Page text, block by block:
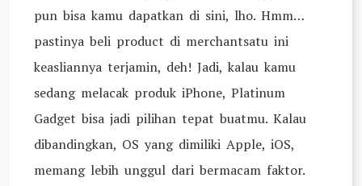
pun bisa kamu dapatkan di sini, lho. Hmm…
pastinya beli product di merchantsatu ini
keasliannya terjamin, deh! Jadi, kalau kamu
sedang melacak produk iPhone, Platinum
Gadget bisa jadi pilihan tepat buatmu. Kalau
dibandingkan, OS yang dimiliki Apple, iOS,
memang lebih unggul dari bermacam faktor.